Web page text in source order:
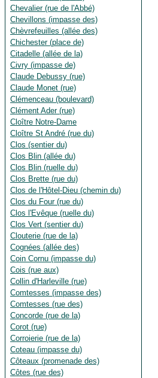
Chevalier (rue de l'Abbé)
Chevillons (impasse des)
Chèvrefeuilles (allée des)
Chichester (place de)
Citadelle (allée de la)
Civry (impasse de)
Claude Debussy (rue)
Claude Monet (rue)
Clémenceau (boulevard)
Clément Ader (rue)
Cloître Notre-Dame
Cloître St André (rue du)
Clos (sentier du)
Clos Blin (allée du)
Clos Blin (ruelle du)
Clos Brette (rue du)
Clos de l'Hôtel-Dieu (chemin du)
Clos du Four (rue du)
Clos l'Evêque (ruelle du)
Clos Vert (sentier du)
Clouterie (rue de la)
Cognées (allée des)
Coin Cornu (impasse du)
Cois (rue aux)
Collin d'Harleville (rue)
Comtesses (impasse des)
Comtesses (rue des)
Concorde (rue de la)
Corot (rue)
Corroierie (rue de la)
Coteau (impasse du)
Côteaux (promenade des)
Côtes (rue des)